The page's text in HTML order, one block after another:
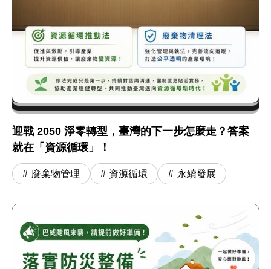
迎戰 2050 淨零轉型，臺灣的下一步怎麼走？答案
就在「資源循環」！
廢棄物管理 資源循環 永續發展